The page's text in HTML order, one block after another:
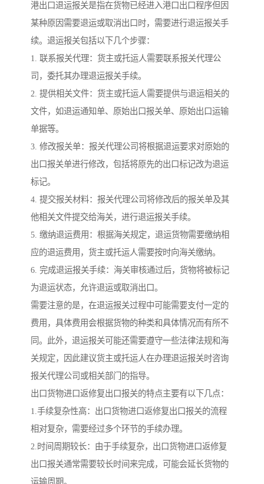
港出口退运报关是指在货物已经进入港口出口程序但因
某种原因需要退运或取消出口时，需要进行退运报关手
续。退运报关包括以下几个步骤：
1. 联系报关代理：货主或托运人需要联系报关代理公
司，委托其办理退运报关手续。
2. 提供相关文件：货主或托运人需要提供与退运相关的
文件，如退运通知单、原始出口报关单、原始出口运输
单据等。
3. 修改报关单：报关代理公司将根据退运要求对原始的
出口报关单进行修改，包括将原先的出口标记改为退运
标记。
4. 提交报关材料：报关代理公司将修改后的报关单及其
他相关文件提交给海关，进行退运报关手续。
5. 缴纳退运费用：根据海关规定，退运货物需要缴纳相
应的退运费用，货主或托运人需要按时向海关缴纳。
6. 完成退运报关手续：海关审核通过后，货物将被标记
为退运状态，允许退运或取消出口。
需要注意的是，在退运报关过程中可能需要支付一定的
费用，具体费用会根据货物的种类和具体情况而有所不
同。此外，退运报关可能还需要遵守一些法律法规和海
关规定，因此建议货主或托运人在办理退运报关时咨询
报关代理公司或相关部门的指导。
出口货物进口返修复出口报关的特点主要有以下几点：
1.手续复杂性高：出口货物进口返修复出口报关的流程
相对复杂，需要经过多个环节的手续办理。
2.时间周期较长：由于手续复杂，出口货物进口返修复
出口报关通常需要较长时间来完成，可能会延长货物的
运输周期。